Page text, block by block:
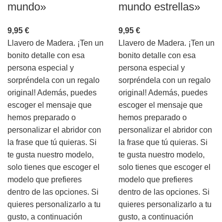
mundo»
9,95 €
Llavero de Madera. ¡Ten un
bonito detalle con esa
persona especial y
sorpréndela con un regalo
original! Además, puedes
escoger el mensaje que
hemos preparado o
personalizar el abridor con
la frase que tú quieras. Si
te gusta nuestro modelo,
solo tienes que escoger el
modelo que prefieres
dentro de las opciones. Si
quieres personalizarlo a tu
gusto, a continuación
mundo estrellas»
9,95 €
Llavero de Madera. ¡Ten un
bonito detalle con esa
persona especial y
sorpréndela con un regalo
original! Además, puedes
escoger el mensaje que
hemos preparado o
personalizar el abridor con
la frase que tú quieras. Si
te gusta nuestro modelo,
solo tienes que escoger el
modelo que prefieres
dentro de las opciones. Si
quieres personalizarlo a tu
gusto, a continuación